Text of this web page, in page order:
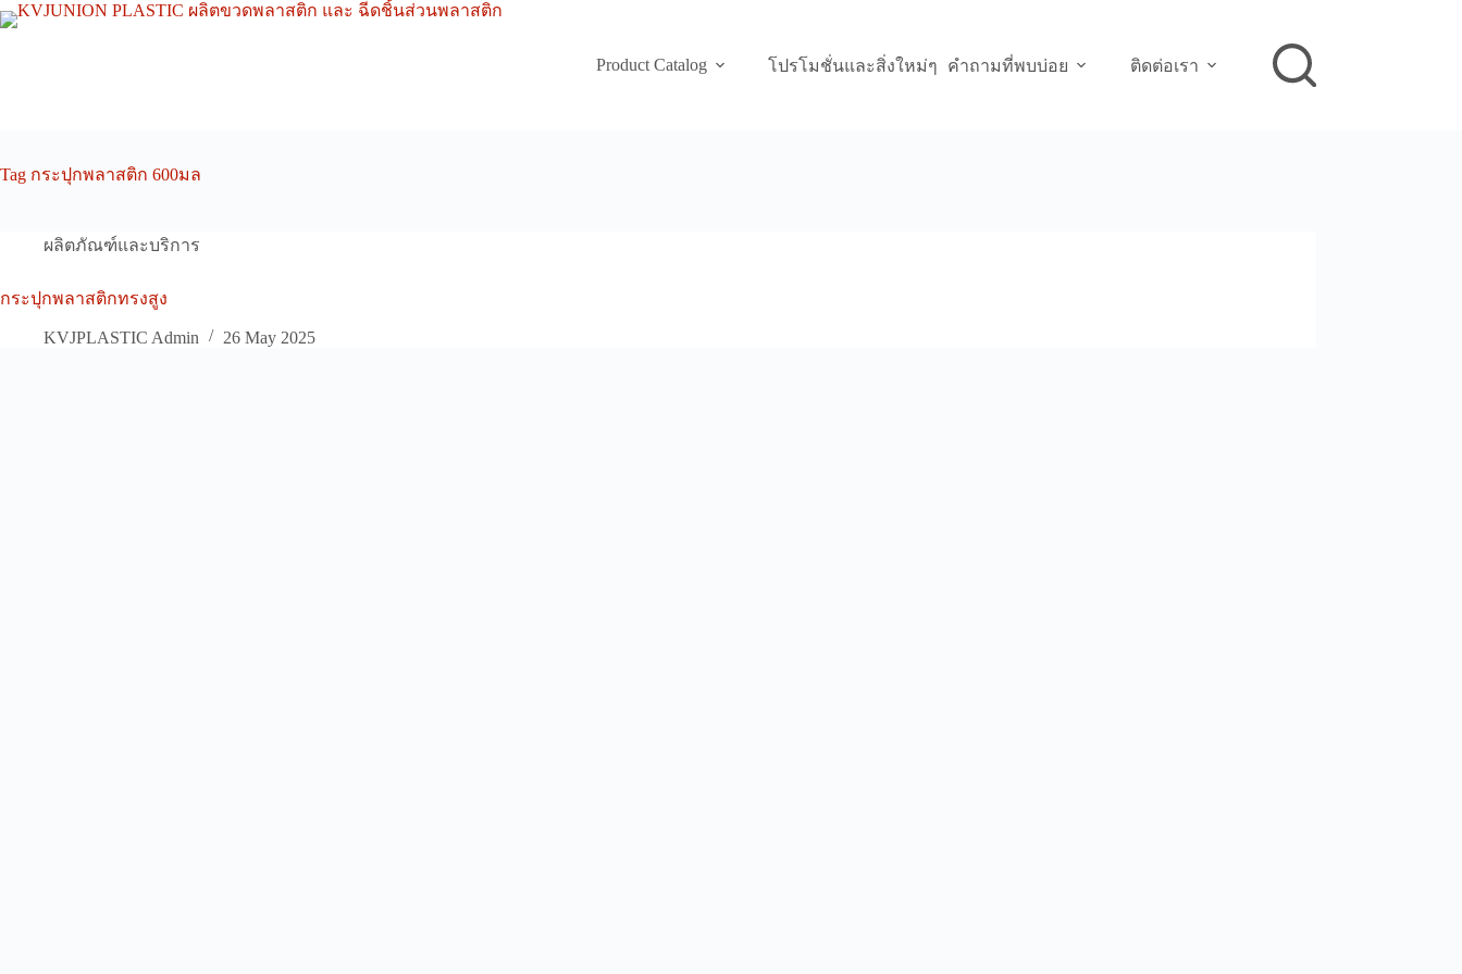
Skip
to
Product Catalog
โปรโมชั่นและสิ่งใหม่ๆ คำถามที่พบบ่อย ติดต่อเรา
Tag กระปุกพลาสติก 600มล
ผลิตภัณฑ์และบริการ
กระปุกพลาสติกทรงสูง
KVJPLASTIC Admin 26 May 2025